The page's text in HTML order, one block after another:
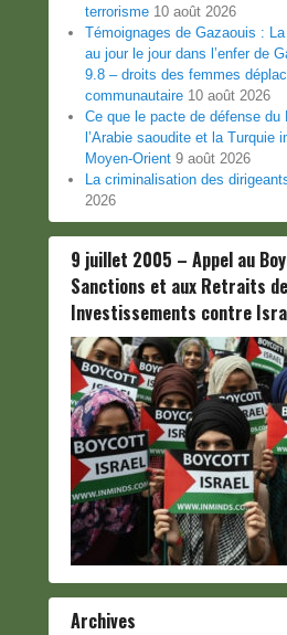
terrorisme 10 août 2026
Témoignages de Gazaouis :
au jour le jour dans l’enfer de
9.8 – droits des femmes
communautaire 10 août 2026
Ce que le pacte de défense du
l’Arabie saoudite et la Turquie
Moyen-Orient 9 août 2026
La criminalisation des
2026
9 juillet 2005 – Appel au
Sanctions et aux Retraits
Investissements contre
Archives